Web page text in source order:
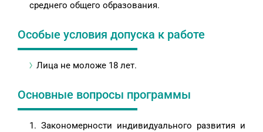
среднего общего образования.
Особые условия допуска к работе
Лица не моложе 18 лет.
Основные вопросы программы
Закономерности индивидуального развития и